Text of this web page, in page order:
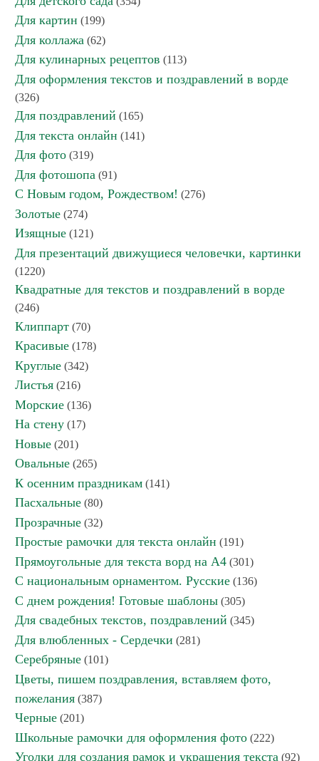
Для картин (199)
Для коллажа (62)
Для кулинарных рецептов (113)
Для оформления текстов и поздравлений в ворде
(326)
Для поздравлений (165)
Для текста онлайн (141)
Для фото (319)
Для фотошопа (91)
С Новым годом, Рождеством! (276)
Золотые (274)
Изящные (121)
Для презентаций движущиеся человечки, картинки
(1220)
Квадратные для текстов и поздравлений в ворде
(246)
Клиппарт (70)
Красивые (178)
Круглые (342)
Листья (216)
Морские (136)
На стену (17)
Новые (201)
Овальные (265)
К осенним праздникам (141)
Пасхальные (80)
Прозрачные (32)
Простые рамочки для текста онлайн (191)
Прямоугольные для текста ворд на А4 (301)
С национальным орнаментом. Русские (136)
С днем рождения! Готовые шаблоны (305)
Для свадебных текстов, поздравлений (345)
Для влюбленных - Сердечки (281)
Серебряные (101)
Цветы, пишем поздравления, вставляем фото,
пожелания (387)
Черные (201)
Школьные рамочки для оформления фото (222)
Уголки для создания рамок и украшения текста (92)